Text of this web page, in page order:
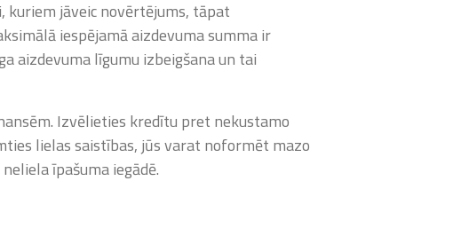
kuriem jāveic novērtējums, tāpat
iespējamā aizdevuma summa ir
aizdevuma līgumu izbeigšana un tai
Izvēlieties kredītu pret nekustamo
lielas saistības, jūs varat noformēt mazo
īpašuma iegādē.